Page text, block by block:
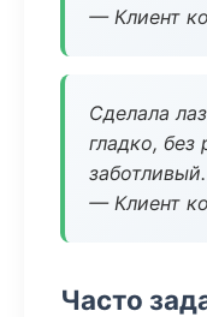
— Клиент
Сделала
гладко,
заботливый.
— Клиент
Часто